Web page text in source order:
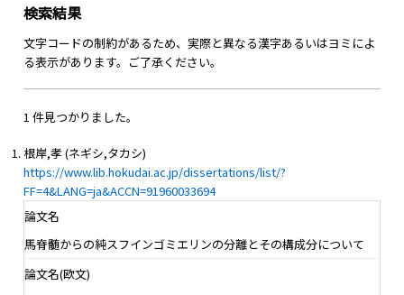
検索結果
文字コードの制約があるため、実際と異なる漢字あるいはヨミによ
る表示があります。ご了承ください。
1 件見つかりました。
根岸,孝 (ネギシ,タカシ)
https://www.lib.hokudai.ac.jp/dissertations/list/?
FF=4&LANG=ja&ACCN=91960033694
論文名
馬脊髄からの純スフインゴミエリンの分離とその構成分について
論文名(欧文)